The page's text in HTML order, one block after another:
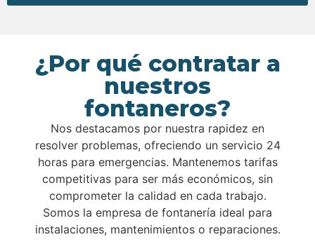
¿Por qué contratar a
nuestros
fontaneros?
Nos destacamos por nuestra rapidez en
resolver problemas, ofreciendo un servicio 24
horas para emergencias. Mantenemos tarifas
competitivas para ser más económicos, sin
comprometer la calidad en cada trabajo.
Somos la empresa de fontanería ideal para
instalaciones, mantenimientos o reparaciones.